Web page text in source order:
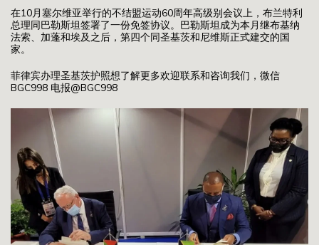
在10月塞尔维亚举行的不结盟运动60周年高级别会议上，布兰特利
总理同巴勒斯坦签署了一份免签协议。巴勒斯坦成为本月继布基纳
法索、加蓬和埃及之后，第四个同圣基茨和尼维斯正式建交的国
家。
菲律宾办理圣基茨护照想了解更多欢迎联系和咨询我们，微信
BGC998 电报@BGC998